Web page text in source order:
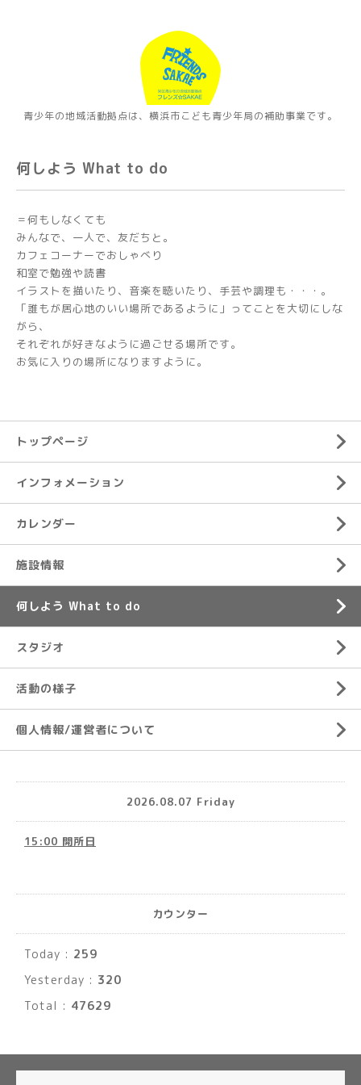
青少年の地域活動拠点は、横浜市こども青少年局の補助事業です。
何しよう What to do
＝何もしなくても
みんなで、一人で、友だちと。
カフェコーナーでおしゃべり
和室で勉強や読書
イラストを描いたり、音楽を聴いたり、手芸や調理も・・・。
「誰もが居心地のいい場所であるように」ってことを大切にしな
がら、
それぞれが好きなように過ごせる場所です。
お気に入りの場所になりますように。
トップページ
インフォメーション
カレンダー
施設情報
何しよう What to do
スタジオ
活動の様子
個人情報/運営者について
2026.08.07 Friday
15:00 開所日
カウンター
Today : 259
Yesterday : 320
Total : 47629